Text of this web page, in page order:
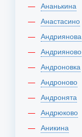
Ананькина
Анастасино
Андриянова
Андрияново
Андроновка
Андроново
Андронята
Андрюково
Аникина